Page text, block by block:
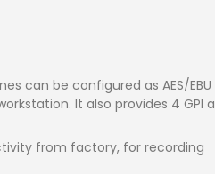
can be configured as AES/EBU
It also provides 4 GPI
from factory, for recording